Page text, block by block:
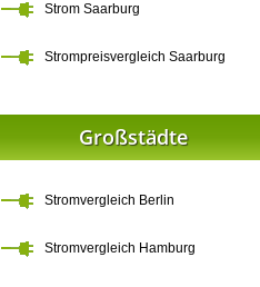
Strom Saarburg
Strompreisvergleich Saarburg
Großstädte
Stromvergleich Berlin
Stromvergleich Hamburg